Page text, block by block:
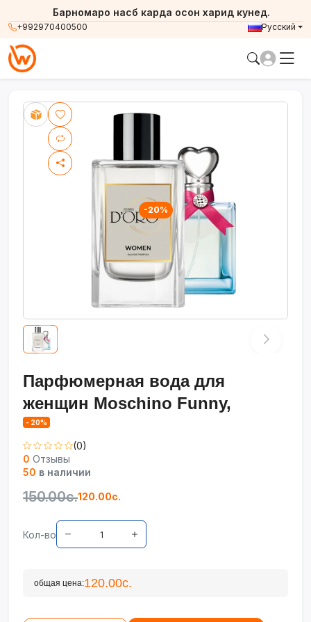
+992970400500
Барномаро насб карда осон харид кунед.
Русский
-20%
Парфюмерная вода для
женщин Moschino Funny,
- 20%
(0)
0 Отзывы
50 в наличии
150.00с.120.00с.
Кол-во
общая цена:120.00с.